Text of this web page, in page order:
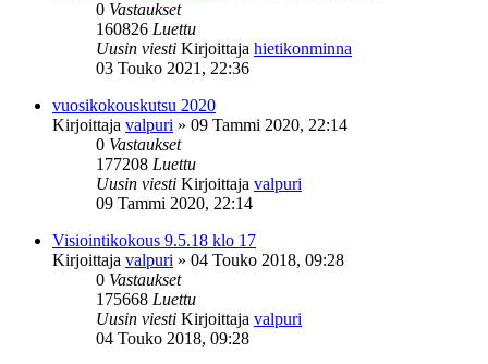
0 Vastaukset
160826 Luettu
Uusin viesti Kirjoittaja hietikonminna
03 Touko 2021, 22:36
vuosikokouskutsu 2020
Kirjoittaja valpuri » 09 Tammi 2020, 22:14
0 Vastaukset
177208 Luettu
Uusin viesti Kirjoittaja valpuri
09 Tammi 2020, 22:14
Visiointikokous 9.5.18 klo 17
Kirjoittaja valpuri » 04 Touko 2018, 09:28
0 Vastaukset
175668 Luettu
Uusin viesti Kirjoittaja valpuri
04 Touko 2018, 09:28